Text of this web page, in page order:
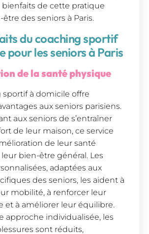
bienfaits de cette pratique
des seniors à Paris.
du coaching sportif
pour les seniors à Paris
de la santé physique
sportif à domicile offre
aux seniors parisiens.
aux seniors de s’entraîner
de leur maison, ce service
de leur santé
bien-être général. Les
adaptées aux
des seniors, les aident à
mobilité, à renforcer leur
et à améliorer leur équilibre.
approche individualisée, les
sont réduits,